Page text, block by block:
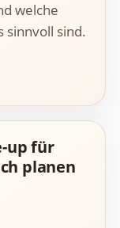
welche
sinnvoll sind.
up für
planen